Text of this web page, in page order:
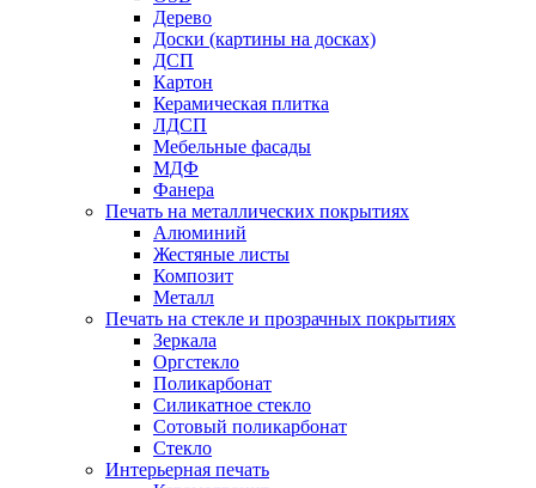
Дерево
Доски (картины на досках)
ДСП
Картон
Керамическая плитка
ЛДСП
Мебельные фасады
МДФ
Фанера
Печать на металлических покрытиях
Алюминий
Жестяные листы
Композит
Металл
Печать на стекле и прозрачных покрытиях
Зеркала
Оргстекло
Поликарбонат
Силикатное стекло
Сотовый поликарбонат
Стекло
Интерьерная печать